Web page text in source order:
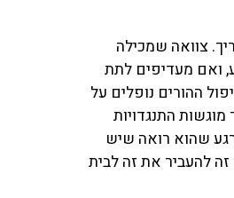
צוואה שמכילה
ואם מעדיפים לתת
יודעים שגם בבתים של 9 ו־10 ילדים נטל טיפול ההורים נופלים על
התנגדויות
שהוא רואה שיש
להעביר את זה לבית